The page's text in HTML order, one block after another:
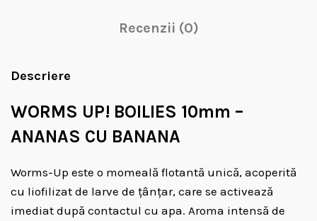
Recenzii (0)
Descriere
WORMS UP! BOILIES 10mm –
ANANAS CU BANANA
Worms-Up este o momeală flotantă unică, acoperită
cu liofilizat de larve de țânțar, care se activează
imediat după contactul cu apa. Aroma intensă de